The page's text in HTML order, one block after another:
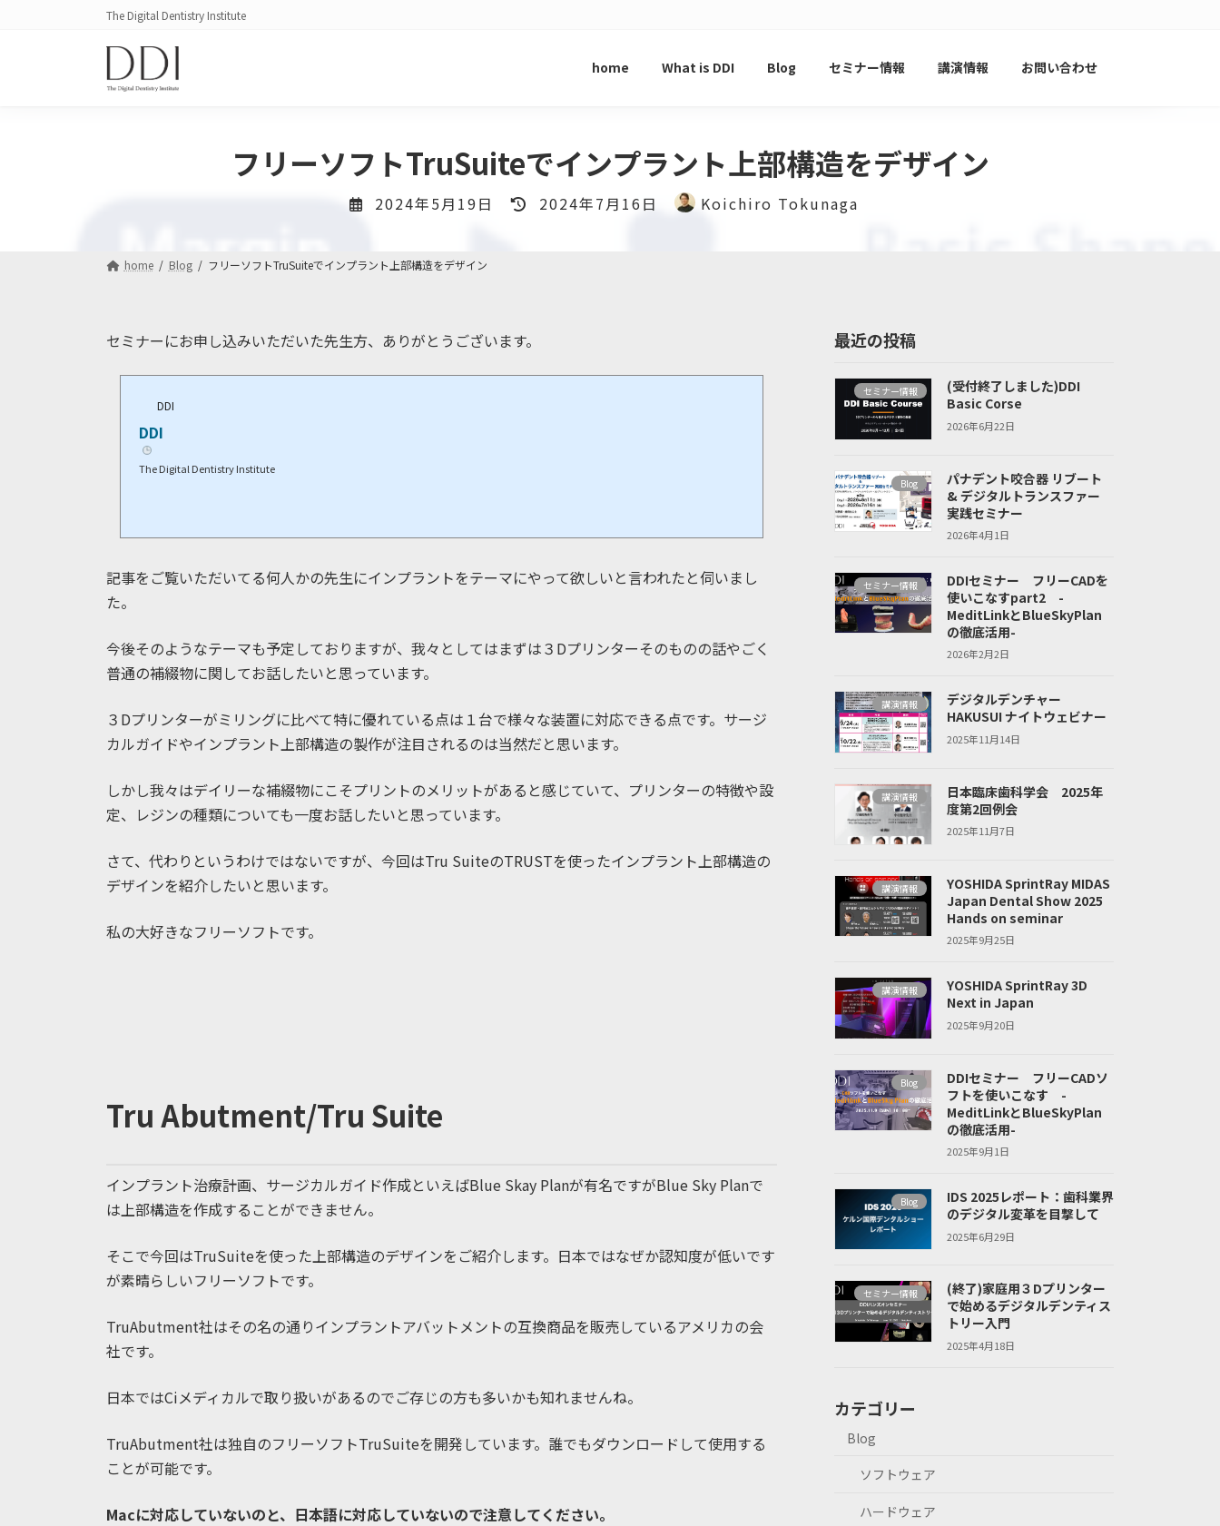
The Digital Dentistry Institute
home What is DDI Blog セミナー情報 講演情報 お問い合わせ
フリーソフトTruSuiteでインプラント上部構造をデザイン
2024年5月19日
最
2024年7月16日 Koichiro Tokunaga
home Blog フリーソフトTruSuiteでインプラント上部構造をデザイン
セミナーにお申し込みいただいた先生方、ありがとうございます。
DDI
DDI
The Digital Dentistry Institute
記事をご覧いただいてる何人かの先生にインプラントをテーマにやって欲しいと言われたと伺いまし
た。
今後そのようなテーマも予定しておりますが、我々としてはまずは３Dプリンターそのものの話やごく
普通の補綴物に関してお話したいと思っています。
３Dプリンターがミリングに比べて特に優れている点は１台で様々な装置に対応できる点です。サージ
カルガイドやインプラント上部構造の製作が注目されるのは当然だと思います。
しかし我々はデイリーな補綴物にこそプリントのメリットがあると感じていて、プリンターの特徴や設
定、レジンの種類についても一度お話したいと思っています。
さて、代わりというわけではないですが、今回はTru SuiteのTRUSTを使ったインプラント上部構造の
デザインを紹介したいと思います。
私の大好きなフリーソフトです。
Tru Abutment/Tru Suite
インプラント治療計画、サージカルガイド作成といえばBlue Skay Planが有名ですがBlue Sky Planで
は上部構造を作成することができません。
そこで今回はTruSuiteを使った上部構造のデザインをご紹介します。日本ではなぜか認知度が低いです
が素晴らしいフリーソフトです。
TruAbutment社はその名の通りインプラントアバットメントの互換商品を販売しているアメリカの会
社です。
日本ではCiメディカルで取り扱いがあるのでご存じの方も多いかも知れませんね。
TruAbutment社は独自のフリーソフトTruSuiteを開発しています。誰でもダウンロードして使用する
ことが可能です。
Macに対応していないのと、日本語に対応していないので注意してください。
最近の投稿
セミナー情報
(受付終了しました)DDI
Basic Corse
2026年6月22日
Blog
パナデント咬合器 リブート
& デジタルトランスファー
実践セミナー
2026年4月1日
セミナー情報
DDIセミナー フリーCADを
使いこなすpart2 -
MeditLinkとBlueSkyPlan
の徹底活用-
2026年2月2日
講演情報
デジタルデンチャー
HAKUSUI ナイトウェビナー
2025年11月14日
講演情報
日本臨床歯科学会 2025年
度第2回例会
2025年11月7日
講演情報
YOSHIDA SprintRay MIDAS
Japan Dental Show 2025
Hands on seminar
2025年9月25日
講演情報
YOSHIDA SprintRay 3D
Next in Japan
2025年9月20日
Blog
DDIセミナー フリーCADソ
フトを使いこなす -
MeditLinkとBlueSkyPlan
の徹底活用-
2025年9月1日
Blog
IDS 2025レポート：歯科業界
のデジタル変革を目撃して
2025年6月29日
セミナー情報
(終了)家庭用３Dプリンター
で始めるデジタルデンティス
トリー入門
2025年4月18日
カテゴリー
Blog
ソフトウェア
ハードウェア